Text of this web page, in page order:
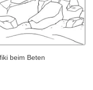
beim Beten